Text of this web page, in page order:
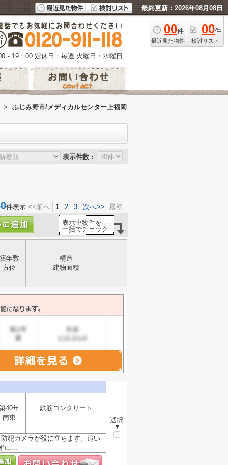
最終更新：2026年08月08日
00件
最近見た物件
00件
検討リスト
～19：00 定休日：毎週 火曜日・水曜日
> ふじみ野市/メディカルセンター上福岡
表示件数：
件表示 <<前へ 1 2 3 次へ>> 最初
表示中物件を
一括でチェック
年数
方位
構造
建物面積
選択
▼
40年
南東
鉄筋コンクリート
-
犯カメラが役に立ちます。追い
に...